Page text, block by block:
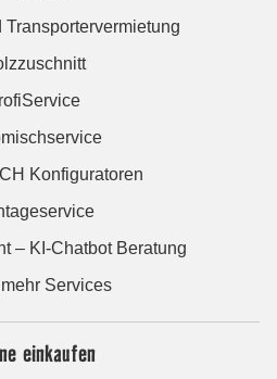
Konfiguratoren
– KI-Chatbot Beratung
Services
einkaufen